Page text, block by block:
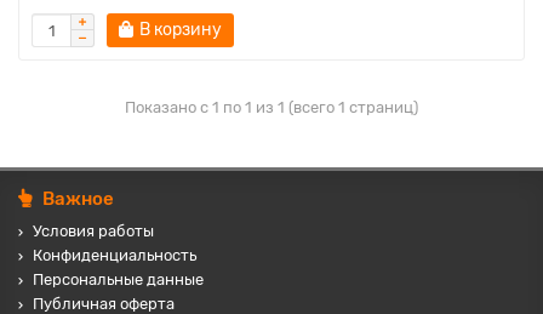
В корзину
Показано с 1 по 1 из 1 (всего 1 страниц)
Важное
Условия работы
Конфиденциальность
Персональные данные
Публичная оферта